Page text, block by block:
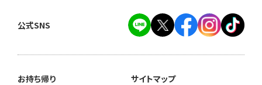
公式SNS
お持ち帰り
サイトマップ